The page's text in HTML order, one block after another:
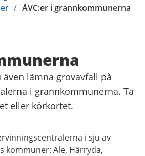
/ ÅVC:er i grannkommunerna
lämna grovavfall på
i grannkommunerna. Ta
eller körkortet.
i sju av
kommuner: Ale, Härryda,